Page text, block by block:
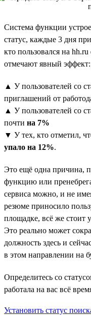
Система функции
статус, каждые 3 дня
кто пользовался на
отмечают явный эффект:
▲ У пользователей со
приглашений от
▲ У пользователей со
почти на 7%
▼ У тех, кто отметил,
упало на 12%.
Это ещё одна причина,
функцию или
сервиса можно, и не
резюме приносило
площадке, всё же стоит
Это реально может
должность здесь и
в этом направлении на
Определитесь со
работала на вас всё
Установить статус